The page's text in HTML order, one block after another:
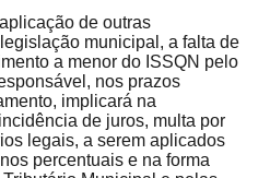
de outras
municipal, a falta de
a menor do ISSQN pelo
nos prazos
implicará na
de juros, multa por
legais, a serem aplicados
percentuais e na forma